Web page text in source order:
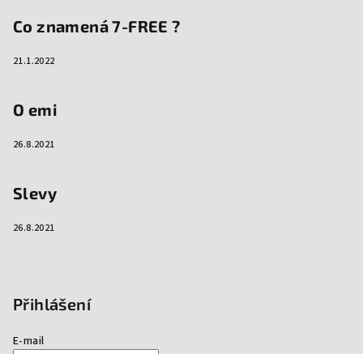
Co znamená 7-FREE ?
21.1.2022
O emi
26.8.2021
Slevy
26.8.2021
Přihlášení
E-mail